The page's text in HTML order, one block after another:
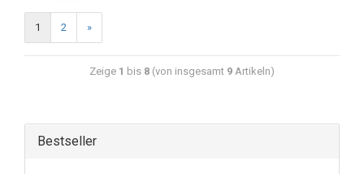
1 2 »
Zeige 1 bis 8 (von insgesamt 9 Artikeln)
Bestseller